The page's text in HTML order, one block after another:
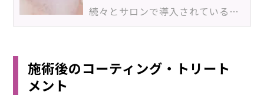
続々とサロンで導入されている「アイシャンプー」。目元をシャンプーするという新常識のケア方法が、業界…
施術後のコーティング・トリート
メント